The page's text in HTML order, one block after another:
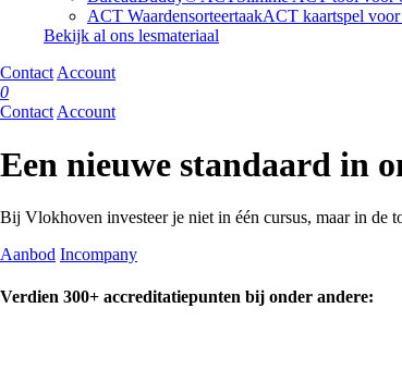
ACT WaardensorteertaakACT kaartspel
Bekijk al ons lesmateriaal
Contact Account
0
Contact Account
Een nieuwe standaard in
Bij Vlokhoven investeer je niet in één cursus, maar in de
Aanbod Incompany
Verdien 300+ accreditatiepunten bij onder andere: